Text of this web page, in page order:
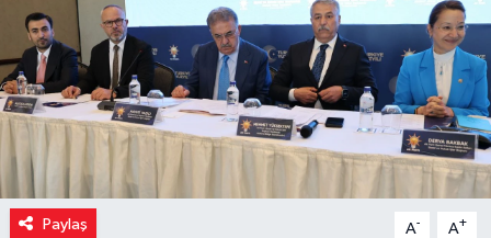
Paylaş A- A+
Spor
Yaşam
Yerel Yönetimler
Yurttan